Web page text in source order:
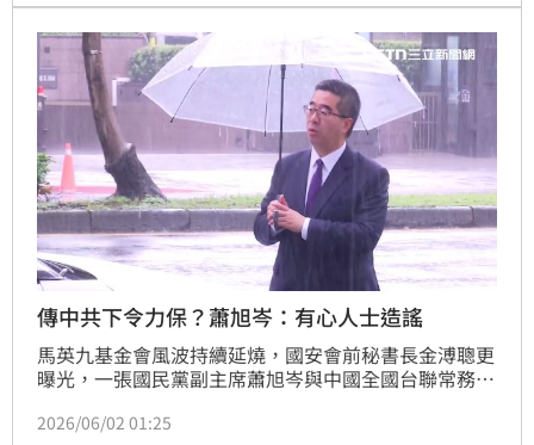
查霸凌，但雇主被指控涉及霸凌，是否淪為「自己查自
己」？王則表示，依法基金會要有人組成調查組，並在
三個月內完成調查。
傳中共下令力保？蕭旭岑：有心人士造謠
馬英九基金會風波持續延燒，國安會前秘書長金溥聰更
曝光，一張國民黨副主席蕭旭岑與中國全國台聯常務副
討論。《鏡週刊》更爆料，中國在得知馬辦風波後，中
2026/06/02 01:25